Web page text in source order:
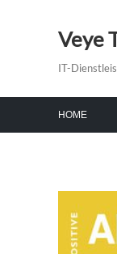
Veye
IT-
HOME